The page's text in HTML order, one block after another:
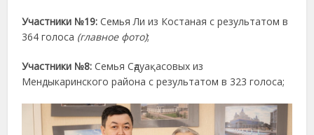
Участники №19: Семья Ли из Костаная с результатом в
364 голоса (главное фото);
Участники №8:Семья Сәдуақасовых из
Мендыкаринского района с результатом в 323 голоса;